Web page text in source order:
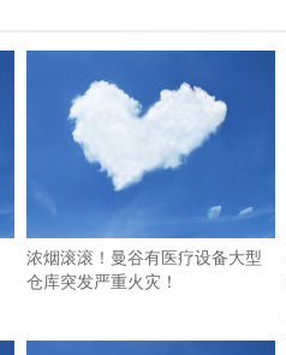
浓烟滚滚！曼谷有医疗设备大型
仓库突发严重火灾！